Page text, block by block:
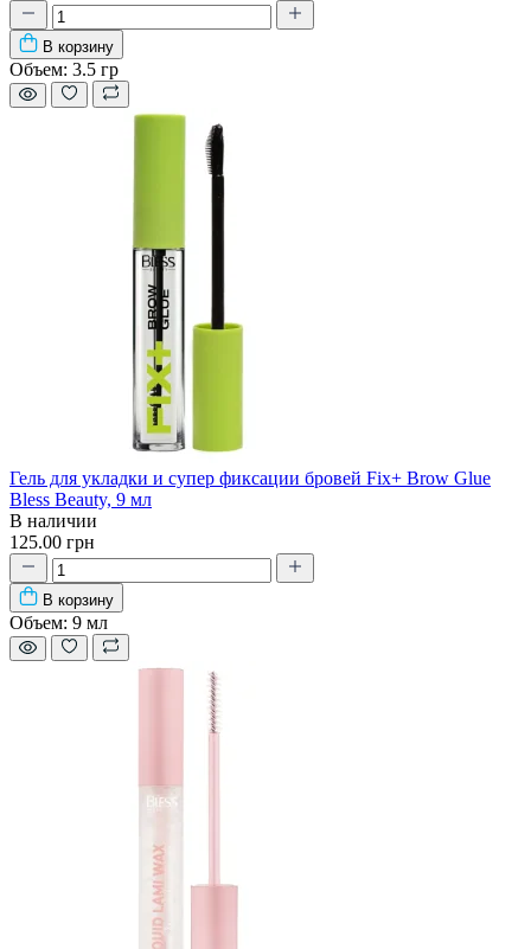
В корзину
Объем: 3.5 гр
Гель для укладки и супер фиксации бровей Fix+ Brow Glue
Bless Beauty, 9 мл
В наличии
125.00 грн
В корзину
Объем: 9 мл